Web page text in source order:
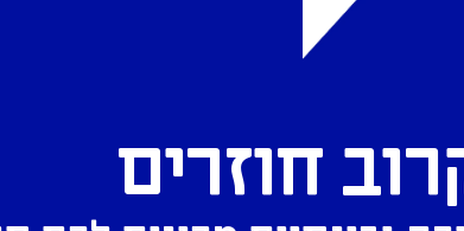
חוזרים